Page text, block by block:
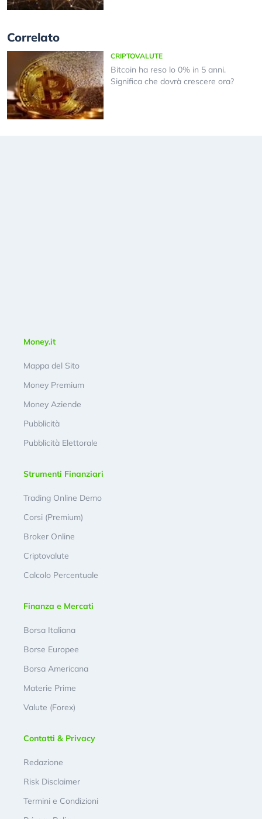
Correlato
CRIPTOVALUTE
Bitcoin ha reso lo 0% in 5 anni.
Significa che dovrà crescere ora?
Money.it
Mappa del Sito
Money Premium
Money Aziende
Pubblicità
Pubblicità Elettorale
Strumenti Finanziari
Trading Online Demo
Corsi (Premium)
Broker Online
Criptovalute
Calcolo Percentuale
Finanza e Mercati
Borsa Italiana
Borse Europee
Borsa Americana
Materie Prime
Valute (Forex)
Contatti & Privacy
Redazione
Risk Disclaimer
Termini e Condizioni